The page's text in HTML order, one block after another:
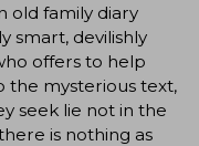
old family diary
smart, devilishly
offers to help
the mysterious text,
seek lie not in the
is nothing as